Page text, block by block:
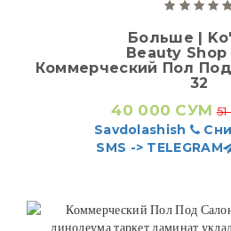
Больше |
Beauty
Коммерческий Пол
32
40 000 СУМ
Savdolashish
SMS -> TELEGRAM